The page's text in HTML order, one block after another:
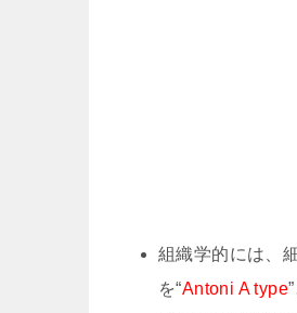
組織学的には、
を“Antoni A type